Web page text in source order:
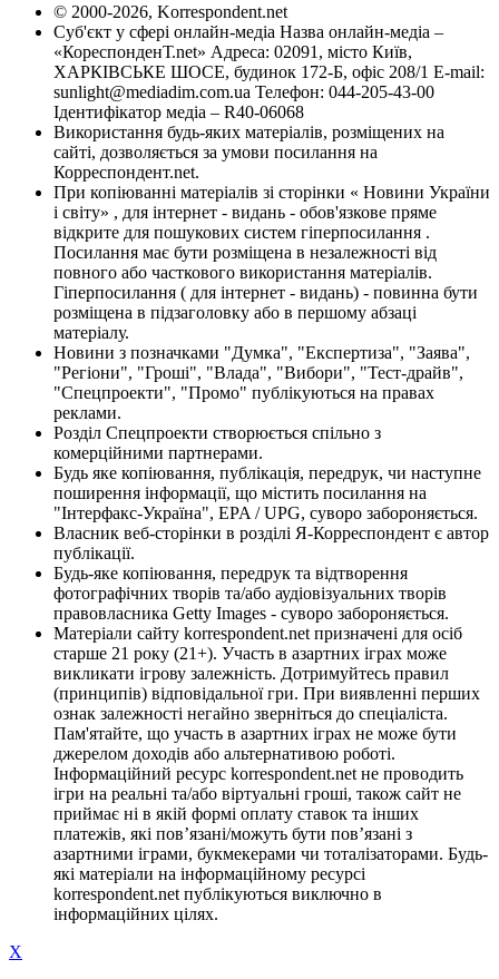
© 2000-2026, Korrespondent.net
Суб'єкт у сфері онлайн-медіа Назва онлайн-медіа –
«КореспонденТ.net» Адреса: 02091, місто Київ,
ХАРКІВСЬКЕ ШОСЕ, будинок 172-Б, офіс 208/1 E-mail:
sunlight@mediadim.com.ua Телефон: 044-205-43-00
Ідентифікатор медіа – R40-06068
Використання будь-яких матеріалів, розміщених на
сайті, дозволяється за умови посилання на
Корреспондент.net.
При копіюванні матеріалів зі сторінки « Новини України
і світу» , для інтернет - видань - обов'язкове пряме
відкрите для пошукових систем гіперпосилання .
Посилання має бути розміщена в незалежності від
повного або часткового використання матеріалів.
Гіперпосилання ( для інтернет - видань) - повинна бути
розміщена в підзаголовку або в першому абзаці
матеріалу.
Новини з позначками "Думка", "Експертиза", "Заява",
"Регіони", "Гроші", "Влада", "Вибори", "Тест-драйв",
"Спецпроекти", "Промо" публікуються на правах
реклами.
Розділ Спецпроекти створюється спільно з
комерційними партнерами.
Будь яке копіювання, публікація, передрук, чи наступне
поширення інформації, що містить посилання на
"Інтерфакс-Україна", EPA / UPG, суворо забороняється.
Власник веб-сторінки в розділі Я-Корреспондент є автор
публікації.
Будь-яке копіювання, передрук та відтворення
фотографічних творів та/або аудіовізуальних творів
правовласника Getty Images - суворо забороняється.
Матеріали сайту korrespondent.net призначені для осіб
старше 21 року (21+). Участь в азартних іграх може
викликати ігрову залежність. Дотримуйтесь правил
(принципів) відповідальної гри. При виявленні перших
ознак залежності негайно зверніться до спеціаліста.
Пам'ятайте, що участь в азартних іграх не може бути
джерелом доходів або альтернативою роботі.
Інформаційний ресурс korrespondent.net не проводить
ігри на реальні та/або віртуальні гроші, також сайт не
приймає ні в якій формі оплату ставок та інших
платежів, які пов’язані/можуть бути пов’язані з
азартними іграми, букмекерами чи тоталізаторами. Будь-
які матеріали на інформаційному ресурсі
korrespondent.net публікуються виключно в
інформаційних цілях.
X